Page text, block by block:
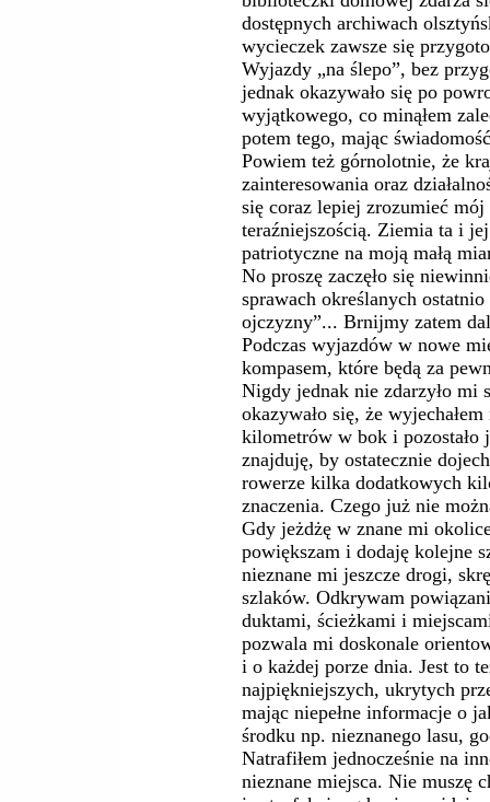
dostępnych archiwach
wycieczek zawsze się
Wyjazdy „na ślepo”, bez
jednak okazywało się po
wyjątkowego, co minąłem
potem tego, mając
Powiem też górnolotnie, że
zainteresowania oraz
się coraz lepiej zrozumieć mój
teraźniejszością. Ziemia ta i
patriotyczne na moją małą
No proszę zaczęło się
sprawach określanych
ojczyzny”... Brnijmy zatem
Podczas wyjazdów w nowe
kompasem, które będą za
Nigdy jednak nie zdarzyło mi
okazywało się, że
kilometrów w bok i pozostało
znajduję, by ostatecznie
rowerze kilka dodatkowych
znaczenia. Czego już nie
Gdy jeżdżę w znane mi
powiększam i dodaję kolejne
nieznane mi jeszcze drogi,
szlaków. Odkrywam
duktami, ścieżkami i
pozwala mi doskonale
i o każdej porze dnia. Jest to
najpiękniejszych, ukrytych
mając niepełne informacje o
środku np. nieznanego lasu,
Natrafiłem jednocześnie na
nieznane miejsca. Nie muszę